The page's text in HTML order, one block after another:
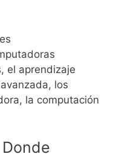
el aprendizaje
los
la computación